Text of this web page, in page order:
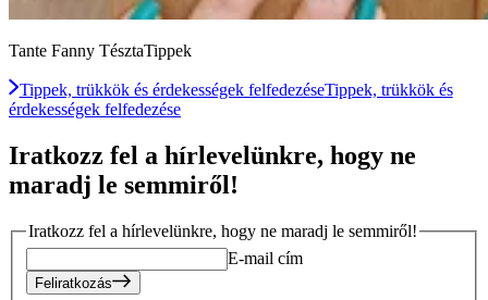
Tante Fanny TésztaTippek
Tippek, trükkök és érdekességek felfedezéseTippek, trükkök és
érdekességek felfedezése
Iratkozz fel a hírlevelünkre, hogy ne
maradj le semmiről!
Iratkozz fel a hírlevelünkre, hogy ne maradj le semmiről!
E-mail cím
Feliratkozás